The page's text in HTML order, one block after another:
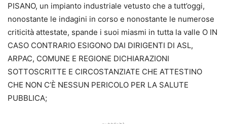
PISANO, un impianto industriale vetusto che a tutt’oggi,
nonostante le indagini in corso e nonostante le numerose
criticità attestate, spande i suoi miasmi in tutta la valle O IN
CASO CONTRARIO ESIGONO DAI DIRIGENTI DI ASL,
ARPAC, COMUNE E REGIONE DICHIARAZIONI
SOTTOSCRITTE E CIRCOSTANZIATE CHE ATTESTINO
CHE NON C’È NESSUN PERICOLO PER LA SALUTE
PUBBLICA;